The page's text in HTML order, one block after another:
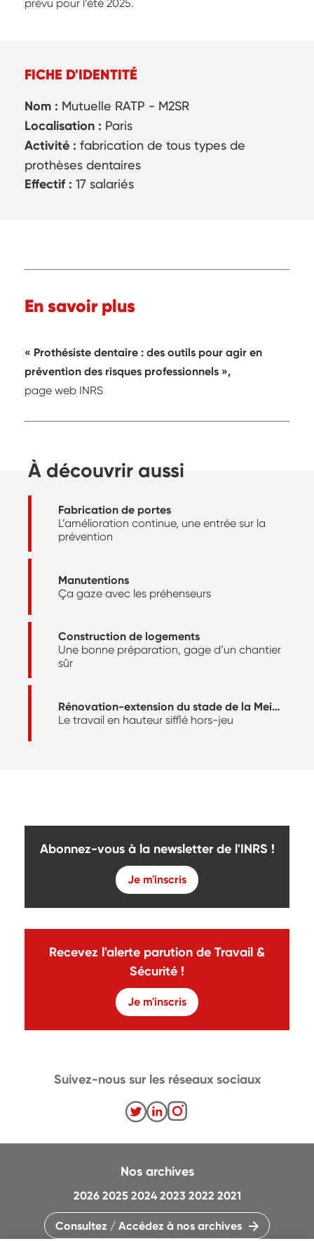
prévu pour l’été 2025.
FICHE D'IDENTITÉ
Nom : Mutuelle RATP - M2SR
Localisation : Paris
Activité : fabrication de tous types de
prothèses dentaires
Effectif : 17 salariés
En savoir plus
« Prothésiste dentaire : des outils pour agir en
prévention des risques professionnels »,
page web INRS
À découvrir aussi
Fabrication de portes
L’amélioration continue, une entrée sur la
prévention
Manutentions
Ça gaze avec les préhenseurs
Construction de logements
Une bonne préparation, gage d’un chantier
sûr
Rénovation-extension du stade de la Meinau
Le travail en hauteur sifflé hors-jeu
Abonnez-vous à la newsletter de l'INRS !
Je m'inscris
Recevez l'alerte parution de Travail &
Sécurité !
Je m'inscris
Nos archives
2026 2025 2024 2023 2022 2021
Consultez / Accédez à nos archives
Suivez-nous sur les réseaux sociaux